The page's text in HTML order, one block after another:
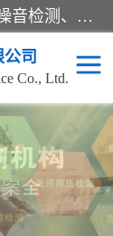
四川纳卡检测服务有限公司主营服务：噪音检测、灯光检测、防护网检测、磁性检测、无损检测、燃烧等级检测；本着严谨、规范的态度严格执行国家现行标准、规范及规程，奉行“科学公正、准确、持续改进、诚信服务”的企业价值和“科学、信誉、服务”的企业宗旨，竭诚为广大客户服务。
司
Co., Ltd.